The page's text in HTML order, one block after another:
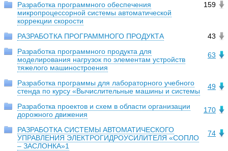
159
Разработка программного обеспечения
микропроцессорной системы автоматической
коррекции скорости
43
РАЗРАБОТКА ПРОГРАММНОГО ПРОДУКТА
63
Разработка программного продукта для
моделирования нагрузок по элементам устройств
тяжелого машиностроения
49
Разработка программы для лабораторного учебного
стенда по курсу «Вычислительные машины и системы
170
Разработка проектов и схем в области организации
дорожного движения
74
РАЗРАБОТКА СИСТЕМЫ АВТОМАТИЧЕСКОГО
УПРАВЛЕНИЯ ЭЛЕКТРОГИДРОУСИЛИТЕЛЯ «СОПЛО
– ЗАСЛОНКА»1